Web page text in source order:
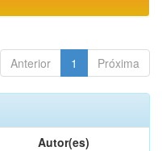
Anterior 1 Próxima
Autor(es)